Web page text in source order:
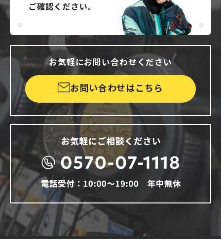
お気軽にお問い合わせください
お問い合わせはこちら